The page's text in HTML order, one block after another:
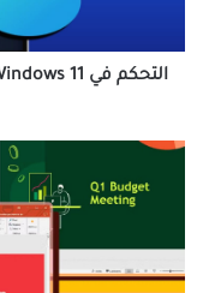
دليل
شامل
حيل
في
PowerPoint